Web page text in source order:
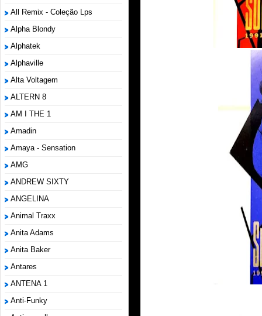
All Remix - Coleção Lps
Alpha Blondy
Alphatek
Alphaville
Alta Voltagem
ALTERN 8
AM I THE 1
Amadin
Amaya - Sensation
AMG
ANDREW SIXTY
ANGELINA
Animal Traxx
Anita Adams
Anita Baker
Antares
ANTENA 1
Anti-Funky